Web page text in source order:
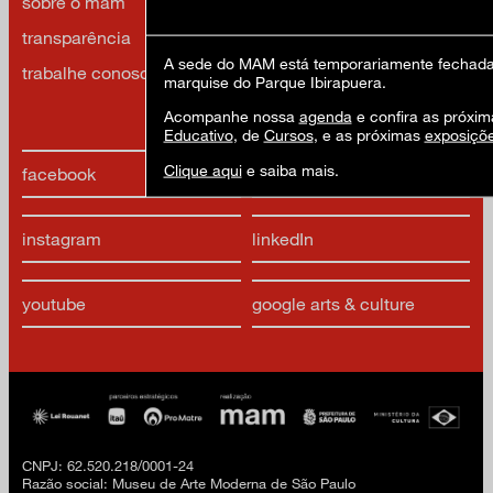
facebook x
instagram linkedIn
youtube google arts & culture
transparência
contato
trabalhe conosco
política de privacidade e
termos de uso
CNPJ: 62.520.218/0001-24
Razão social: Museu de Arte Moderna de São Paulo
A sede do MAM está temporariamente
marquise do Parque Ibirapuera.
Acompanhe nossa agenda e confira as
Educativo, de Cursos, e as próximas
Clique aquie saiba mais.